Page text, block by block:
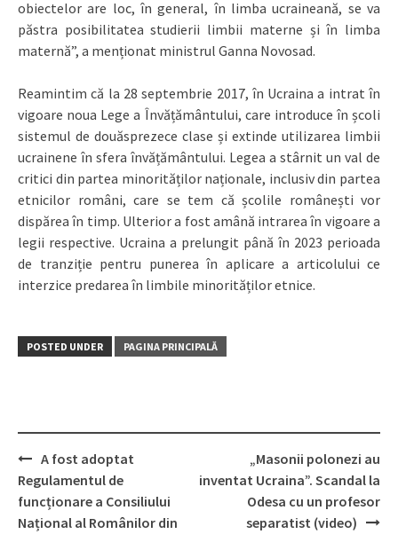
obiectelor are loc, în general, în limba ucraineană, se va
păstra posibilitatea studierii limbii materne și în limba
maternă”, a menționat ministrul Ganna Novosad.
Reamintim că la 28 septembrie 2017, în Ucraina a intrat în
vigoare noua Lege a Învățământului, care introduce în școli
sistemul de douăsprezece clase și extinde utilizarea limbii
ucrainene în sfera învățământului. Legea a stârnit un val de
critici din partea minorităților naționale, inclusiv din partea
etnicilor români, care se tem că școlile românești vor
dispărea în timp. Ulterior a fost amână intrarea în vigoare a
legii respective. Ucraina a prelungit până în 2023 perioada
de tranziție pentru punerea în aplicare a articolului ce
interzice predarea în limbile minorităților etnice.
POSTED UNDER PAGINA PRINCIPALĂ
Post
navigation
A fost adoptat
Regulamentul de
funcționare a Consiliului
Național al Românilor din
„Masonii polonezi au
inventat Ucraina”. Scandal la
Odesa cu un profesor
separatist (video)